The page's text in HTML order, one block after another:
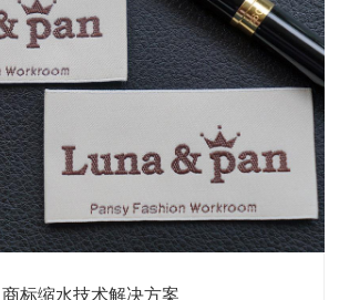
商标抗染技术解决方案
织带商标缩水技术解决方案
服装色差技术解决方案
纺织品商标固色剂
皮革湿摩擦增进剂